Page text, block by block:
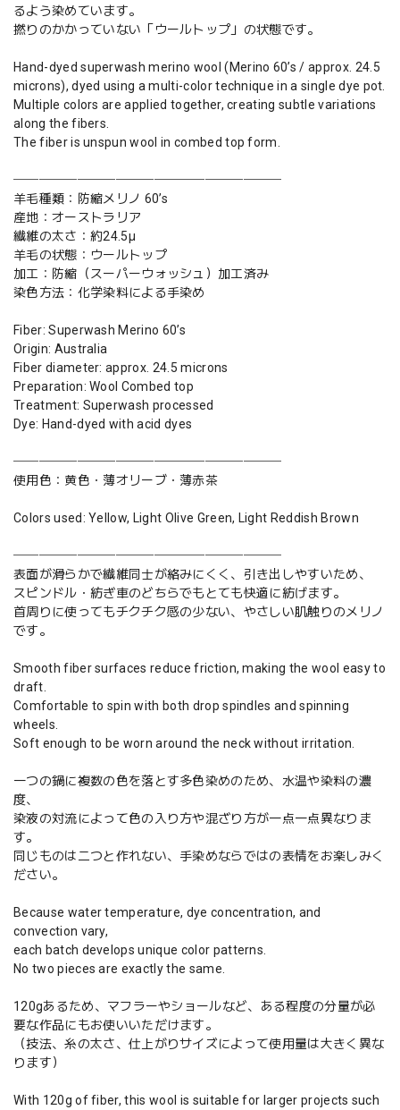
るよう染めています。
撚りのかかっていない「ウールトップ」の状態です。
Hand-dyed superwash merino wool (Merino 60’s / approx. 24.5
microns), dyed using a multi-color technique in a single dye pot.
Multiple colors are applied together, creating subtle variations
along the fibers.
The fiber is unspun wool in combed top form.
─────────────────────
羊毛種類：防縮メリノ 60’s
産地：オーストラリア
繊維の太さ：約24.5μ
羊毛の状態：ウールトップ
加工：防縮（スーパーウォッシュ）加工済み
染色方法：化学染料による手染め
Fiber: Superwash Merino 60’s
Origin: Australia
Fiber diameter: approx. 24.5 microns
Preparation: Wool Combed top
Treatment: Superwash processed
Dye: Hand-dyed with acid dyes
─────────────────────
使用色：黄色・薄オリーブ・薄赤茶
Colors used: Yellow, Light Olive Green, Light Reddish Brown
─────────────────────
表面が滑らかで繊維同士が絡みにくく、引き出しやすいため、
スピンドル・紡ぎ車のどちらでもとても快適に紡げます。
首周りに使ってもチクチク感の少ない、やさしい肌触りのメリノ
です。
Smooth fiber surfaces reduce friction, making the wool easy to
draft.
Comfortable to spin with both drop spindles and spinning
wheels.
Soft enough to be worn around the neck without irritation.
一つの鍋に複数の色を落とす多色染めのため、水温や染料の濃
度、
染液の対流によって色の入り方や混ざり方が一点一点異なりま
す。
同じものは二つと作れない、手染めならではの表情をお楽しみく
ださい。
Because water temperature, dye concentration, and
convection vary,
each batch develops unique color patterns.
No two pieces are exactly the same.
120gあるため、マフラーやショールなど、ある程度の分量が必
要な作品にもお使いいただけます。
（技法、糸の太さ、仕上がりサイズによって使用量は大きく異な
ります）
With 120g of fiber, this wool is suitable for larger projects such